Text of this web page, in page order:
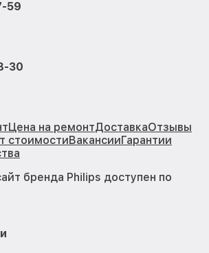
59
30
Цена на ремонтДоставкаОтзывы
стоимостиВакансииГарантии
бренда Philips доступен по